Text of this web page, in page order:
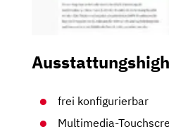
frei konfigurierbar
Multimedia-